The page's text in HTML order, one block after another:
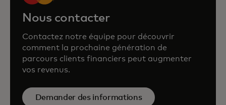
Nous contacter
Contactez notre équipe pour découvrir
comment la prochaine génération de
parcours clients financiers peut augmenter
vos revenus.
Demander des informations